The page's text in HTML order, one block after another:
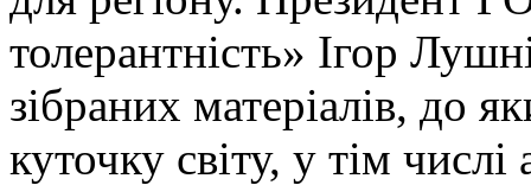
толерантність» Ігор
зібраних матеріалів, до
куточку світу, у тім